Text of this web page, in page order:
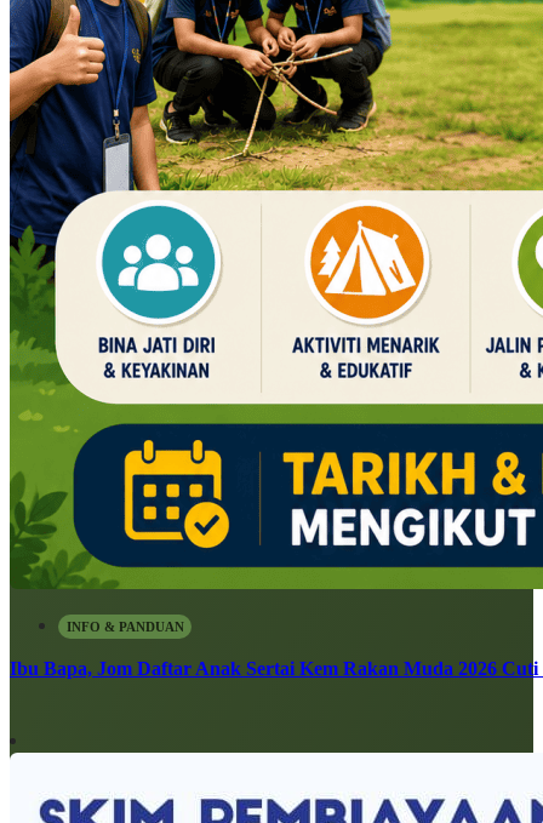
INFO & PANDUAN
Ibu Bapa, Jom Daftar Anak Sertai Kem Rakan Muda 2026